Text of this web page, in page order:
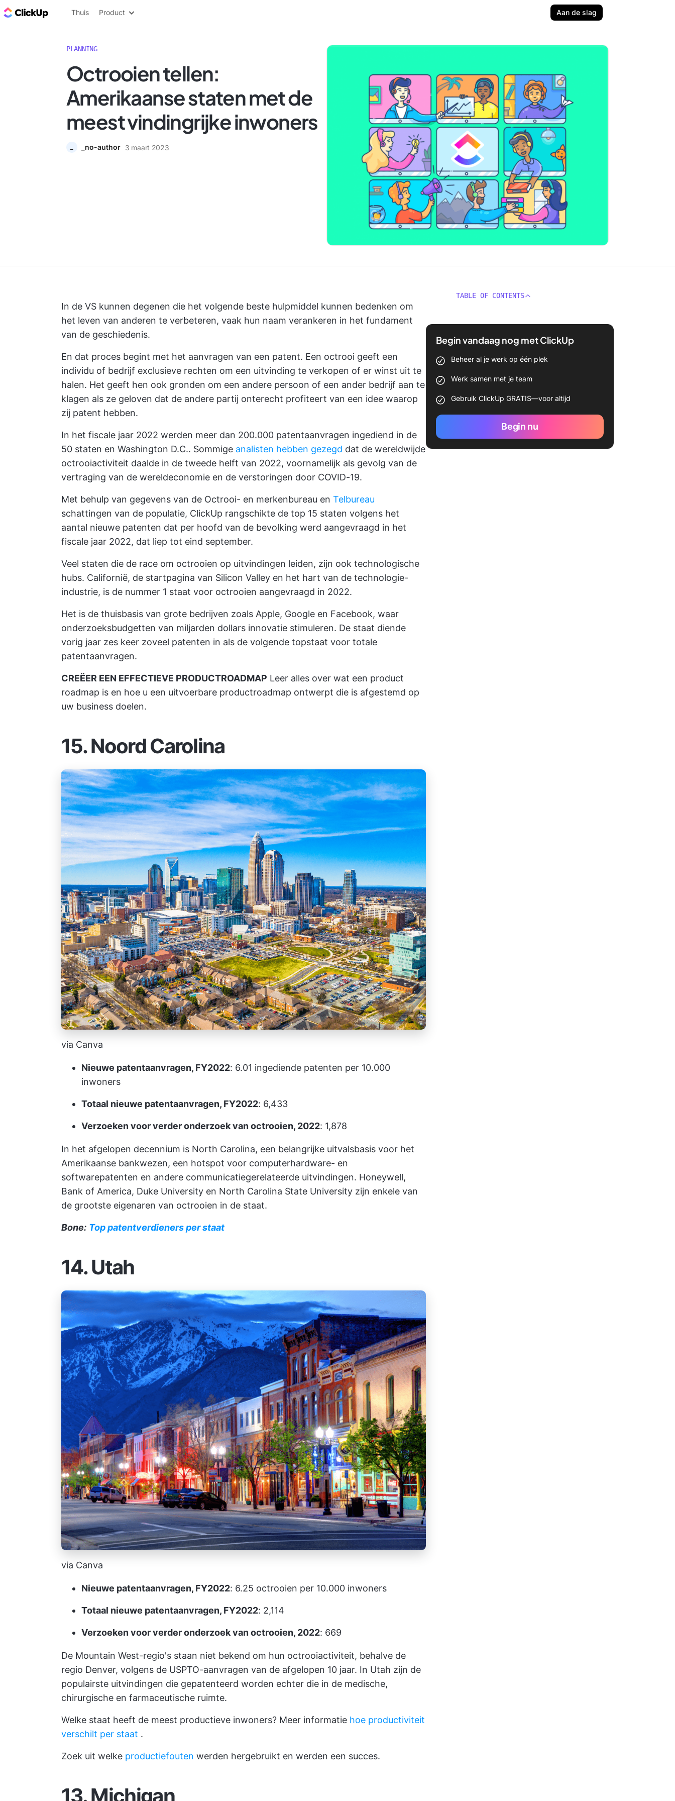
ClickUp Blog
Thuis Product Aan de slag
PLANNING
Octrooien tellen:
Amerikaanse staten met de
meest vindingrijke inwoners
_no-author 3 maart 2023
In de VS kunnen degenen die het volgende beste hulpmiddel kunnen bedenken om
het leven van anderen te verbeteren, vaak hun naam verankeren in het fundament
van de geschiedenis.
En dat proces begint met het aanvragen van een patent. Een octrooi geeft een
individu of bedrijf exclusieve rechten om een uitvinding te verkopen of er winst uit te
halen. Het geeft hen ook gronden om een andere persoon of een ander bedrijf aan te
klagen als ze geloven dat de andere partij onterecht profiteert van een idee waarop
zij patent hebben.
In het fiscale jaar 2022 werden meer dan 200.000 patentaanvragen ingediend in de
50 staten en Washington D.C.. Sommige analisten hebben gezegd dat de wereldwijde
octrooiactiviteit daalde in de tweede helft van 2022, voornamelijk als gevolg van de
vertraging van de wereldeconomie en de verstoringen door COVID-19.
Met behulp van gegevens van de Octrooi- en merkenbureau en Telbureau
schattingen van de populatie, ClickUp rangschikte de top 15 staten volgens het
aantal nieuwe patenten dat per hoofd van de bevolking werd aangevraagd in het
fiscale jaar 2022, dat liep tot eind september.
Veel staten die de race om octrooien op uitvindingen leiden, zijn ook technologische
hubs. Californië, de startpagina van Silicon Valley en het hart van de technologie-
industrie, is de nummer 1 staat voor octrooien aangevraagd in 2022.
Het is de thuisbasis van grote bedrijven zoals Apple, Google en Facebook, waar
onderzoeksbudgetten van miljarden dollars innovatie stimuleren. De staat diende
vorig jaar zes keer zoveel patenten in als de volgende topstaat voor totale
patentaanvragen.
CREËER EEN EFFECTIEVE PRODUCTROADMAP Leer alles over wat een product
roadmap is en hoe u een uitvoerbare productroadmap ontwerpt die is afgestemd op
uw business doelen.
15. Noord Carolina
via Canva
Nieuwe patentaanvragen, FY2022: 6.01 ingediende patenten per 10.000
inwoners
Totaal nieuwe patentaanvragen, FY2022: 6,433
Verzoeken voor verder onderzoek van octrooien, 2022: 1,878
In het afgelopen decennium is North Carolina, een belangrijke uitvalsbasis voor het
Amerikaanse bankwezen, een hotspot voor computerhardware- en
softwarepatenten en andere communicatiegerelateerde uitvindingen. Honeywell,
Bank of America, Duke University en North Carolina State University zijn enkele van
de grootste eigenaren van octrooien in de staat.
Bone: Top patentverdieners per staat
14. Utah
via Canva
Nieuwe patentaanvragen, FY2022: 6.25 octrooien per 10.000 inwoners
Totaal nieuwe patentaanvragen, FY2022: 2,114
Verzoeken voor verder onderzoek van octrooien, 2022: 669
De Mountain West-regio's staan niet bekend om hun octrooiactiviteit, behalve de
regio Denver, volgens de USPTO-aanvragen van de afgelopen 10 jaar. In Utah zijn de
populairste uitvindingen die gepatenteerd worden echter die in de medische,
chirurgische en farmaceutische ruimte.
Welke staat heeft de meest productieve inwoners? Meer informatie hoe productiviteit
verschilt per staat .
Zoek uit welke productiefouten werden hergebruikt en werden een succes.
13. Michigan
TABLE OF CONTENTS
Begin vandaag nog met ClickUp
Beheer al je werk op één plek
Werk samen met je team
Gebruik ClickUp GRATIS—voor altijd
Begin nu